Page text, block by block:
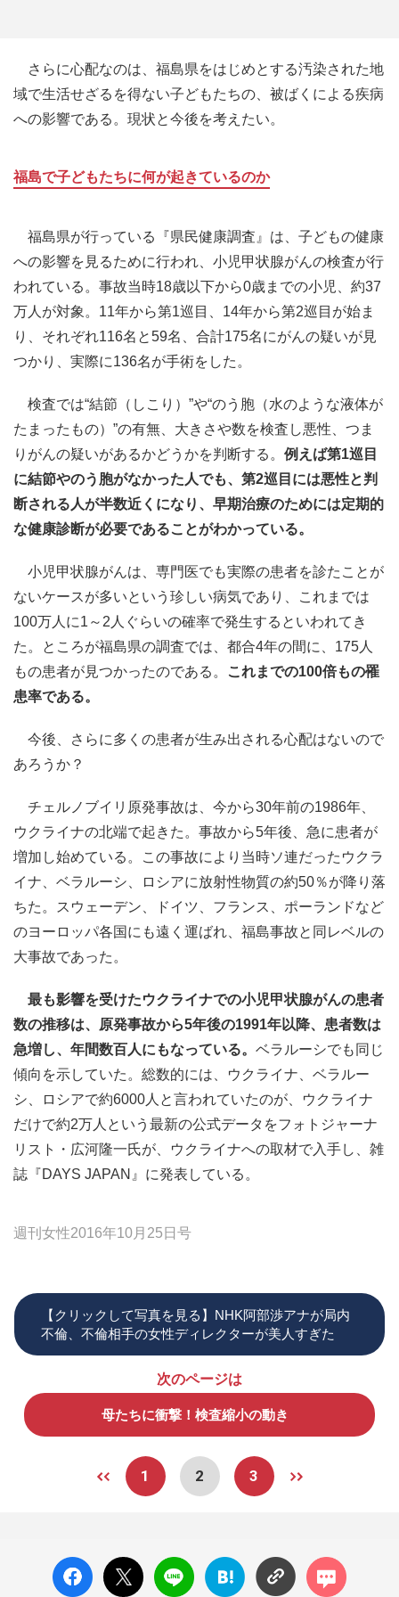
さらに心配なのは、福島県をはじめとする汚染された地
域で生活せざるを得ない子どもたちの、被ばくによる疾病
への影響である。現状と今後を考えたい。
福島で子どもたちに何が起きているのか
福島県が行っている『県民健康調査』は、子どもの健康
への影響を見るために行われ、小児甲状腺がんの検査が行
われている。事故当時18歳以下から0歳までの小児、約37
万人が対象。11年から第1巡目、14年から第2巡目が始ま
り、それぞれ116名と59名、合計175名にがんの疑いが見
つかり、実際に136名が手術をした。
検査では“結節（しこり）”や“のう胞（水のような液体が
たまったもの）”の有無、大きさや数を検査し悪性、つま
りがんの疑いがあるかどうかを判断する。 例えば第1巡目
に結節やのう胞がなかった人でも、第2巡目には悪性と判
断される人が半数近くになり、早期治療のためには定期的
な健康診断が必要であることがわかっている。
小児甲状腺がんは、専門医でも実際の患者を診たことが
ないケースが多いという珍しい病気であり、これまでは
100万人に1～2人ぐらいの確率で発生するといわれてき
た。ところが福島県の調査では、都合4年の間に、175人
もの患者が見つかったのである。
これまでの100倍もの罹
患率である。
今後、さらに多くの患者が生み出される心配はないので
あろうか？
チェルノブイリ原発事故は、今から30年前の1986年、
ウクライナの北端で起きた。事故から5年後、急に患者が
増加し始めている。この事故により当時ソ連だったウクラ
イナ、ベラルーシ、ロシアに放射性物質の約50％が降り落
ちた。スウェーデン、ドイツ、フランス、ポーランドなど
のヨーロッパ各国にも遠く運ばれ、福島事故と同レベルの
大事故であった。
最も影響を受けたウクライナでの小児甲状腺がんの患者
数の推移は、原発事故から5年後の1991年以降、患者数は
急増し、年間数百人にもなっている。 ベラルーシでも同じ
傾向を示していた。総数的には、ウクライナ、ベラルー
シ、ロシアで約6000人と言われていたのが、ウクライナ
だけで約2万人という最新の公式データをフォトジャーナ
リスト・広河隆一氏が、ウクライナへの取材で入手し、雑
誌『DAYS JAPAN』に発表している。
週刊女性2016年10月25日号
【クリックして写真を見る】NHK阿部渉アナが局内
不倫、不倫相手の女性ディレクターが美人すぎた
次のページは
母たちに衝撃！検査縮小の動き
1 2 3
facebo
ok い
X ポス
ト
LINE
はてな
ブック
コメン
ト